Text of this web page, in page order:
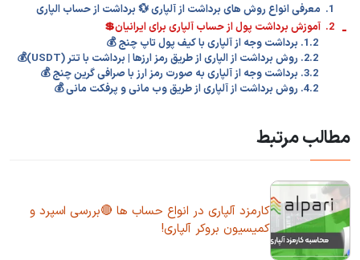
1. معرفی انواع روش های برداشت از آلپاری 💱 برداشت از حساب الپاری
2. آموزش برداشت پول از حساب آلپاری برای ایرانیان💲 -
1.2. برداشت وجه از آلپاری با کیف پول تاپ چنج 💰
2.2. روش برداشت از الپاری از طریق رمز ارزها | برداشت با تتر (USDT)💰
3.2. برداشت وجه از آلپاری به صورت رمز ارز با صرافی گرین چنج 💰
4.2. روش برداشت از آلپاری از طریق وب مانی و پرفکت مانی 💰
مطالب مرتبط
کارمزد آلپاری در انواع حساب ها 🔴بررسی اسپرد و
کمیسیون بروکر آلپاری!